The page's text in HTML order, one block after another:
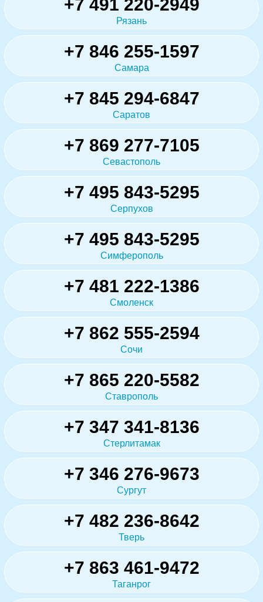
+7 491 220-2949
Рязань
+7 846 255-1597
Самара
+7 845 294-6847
Саратов
+7 869 277-7105
Севастополь
+7 495 843-5295
Серпухов
+7 495 843-5295
Симферополь
+7 481 222-1386
Смоленск
+7 862 555-2594
Сочи
+7 865 220-5582
Ставрополь
+7 347 341-8136
Стерлитамак
+7 346 276-9673
Сургут
+7 482 236-8642
Тверь
+7 863 461-9472
Таганрог